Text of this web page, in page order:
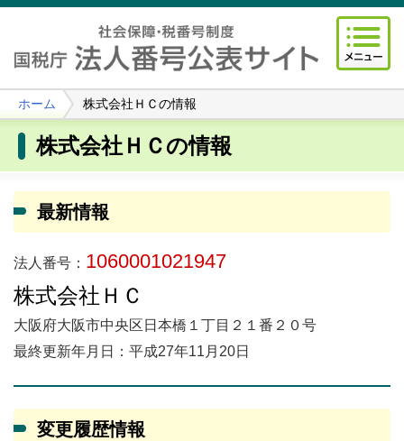
ホーム 株式会社ＨＣの情報
株式会社ＨＣの情報
最新情報
法人番号： 1060001021947
株式会社ＨＣ
大阪府大阪市中央区日本橋１丁目２１番２０号
最終更新年月日：平成27年11月20日
変更履歴情報